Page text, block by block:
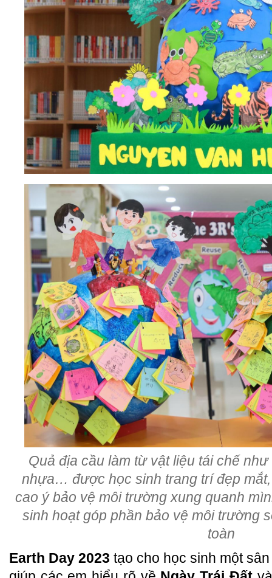
Quả địa cầu làm từ vật liệu tái chế
nhựa… được học sinh trang trí đẹp
cao ý bảo vệ môi trường xung quanh
sinh hoạt góp phần bảo vệ môi trường
toàn
Earth Day 2023 tạo cho học sinh một